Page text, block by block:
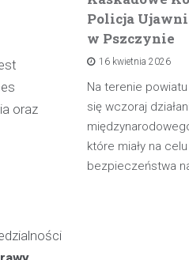
oraz
z
poza
Policja
w Pszczynie
16 kwietnia 2026
Na terenie
się wczoraj
które miały na
bezpieczeństwa